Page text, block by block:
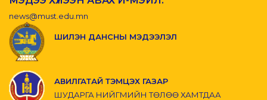
news@must.edu.mn
ШИЛЭН ДАНСНЫ МЭДЭЭЛЭЛ
АВИЛГАТАЙ ТЭМЦЭХ ГАЗАР
ШУДАРГА НИЙГМИЙН ТӨЛӨӨ ХАМТДАА